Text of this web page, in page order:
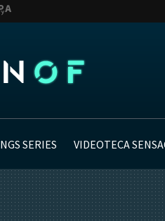
SERIES VIDEOTECA